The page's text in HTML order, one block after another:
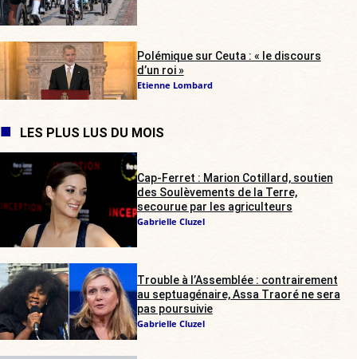
Polémique sur Ceuta : « le discours
d’un roi »
Etienne Lombard
LES PLUS LUS DU MOIS
Cap-Ferret : Marion Cotillard, soutien
des Soulèvements de la Terre,
secourue par les agriculteurs
Gabrielle Cluzel
Trouble à l’Assemblée : contrairement
au septuagénaire, Assa Traoré ne sera
pas poursuivie
Gabrielle Cluzel